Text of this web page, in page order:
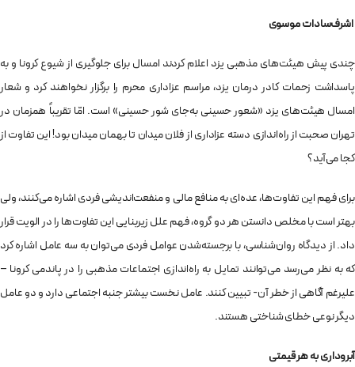
اشرف‌سادات موسوی
چندی پیش هیئت‌های مذهبی یزد اعلام کردند امسال برای جلوگیری از شیوع کرونا و به
پاسداشت زحمات کادر درمان یزد، مراسم عزاداری محرم را برگزار نخواهند کرد و شعار
امسال هیئت‌های یزد «شعور حسینی به‌جای شور حسینی» است. امّا تقریباً همزمان در
تهران صحبت از راه‌اندازی دسته عزاداری از فلان میدان تا بهمان میدان بود! این تفاوت از
کجا می‌آید؟
برای فهم این تفاوت‌ها، عده‌ای به منافع مالی و منفعت‌اندیشی فردی اشاره می‌کنند، ولی
بهتر است با مخلص دانستن هر دو گروه، فهم علل زیربنایی این تفاوت‌ها را در الویت قرار
داد. از دیدگاه روان‌شناسی،‌ با برجسته‌شدن عوامل فردی می‌توان به سه عامل اشاره کرد
که به نظر می‌رسد می‌توانند تمایل به راه‌اندازی اجتماعات مذهبی را در پاندمی کرونا –
علیرغم آگاهی از خطر آن- تبیین کنند. عامل نخست بیشتر جنبه اجتماعی دارد و دو عامل
دیگر نوعی خطای شناختی هستند.
آبروداری به هر قیمتی